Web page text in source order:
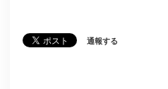
通報する